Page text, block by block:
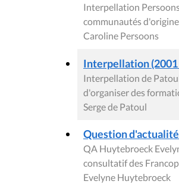
Interpellation
communautés
Caroline Persoons
Interpellation (2001
Interpellation de
d'organiser des
Serge de Patoul
Question
QA Huytebroeck
consultatif des
Evelyne Huytebroeck